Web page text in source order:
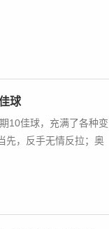
对拉、“千手观音”、打
12月乒乓十佳球